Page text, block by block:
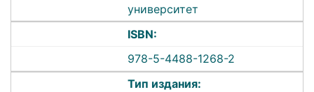
университет
ISBN:
978-5-4488-1268-2
Тип издания: